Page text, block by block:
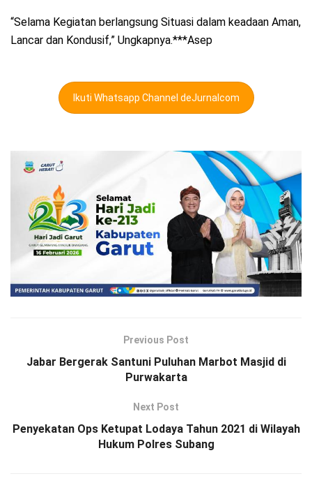
“Selama Kegiatan berlangsung Situasi dalam keadaan Aman,
Lancar dan Kondusif,” Ungkapnya.***Asep
Ikuti Whatsapp Channel deJurnalcom
Previous Post
Jabar Bergerak Santuni Puluhan Marbot Masjid di
Purwakarta
Next Post
Penyekatan Ops Ketupat Lodaya Tahun 2021 di Wilayah
Hukum Polres Subang